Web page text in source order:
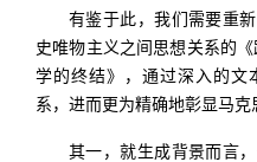
有鉴于此，我们需要重
史唯物主义之间思想关系的
学的终结》，通过深入的文
系，进而更为精确地彰显马克
其一，就生成背景而言